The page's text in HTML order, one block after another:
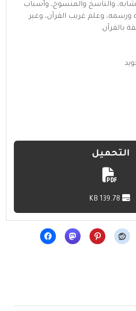
والناسخ والمنسوخ، وأسباب
ورسمه، وعلم غريب القرآن، وغير
بالقرآن.
التحميل